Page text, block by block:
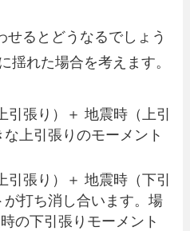
せるとどうなるでしょう
揺れた場合を考えます。
張り）＋ 地震時（上引
上引張りのモーメント
張り）＋ 地震時（下引
打ち消し合います。場
の下引張りモーメント